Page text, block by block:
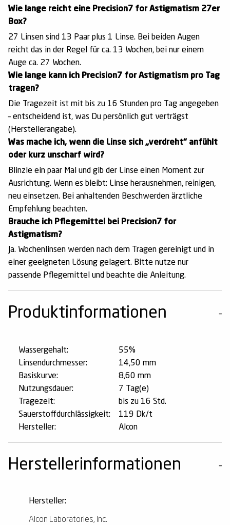
Wie lange reicht eine Precision7 for Astigmatism 27er
Box?
27 Linsen sind 13 Paar plus 1 Linse. Bei beiden Augen
reicht das in der Regel für ca. 13 Wochen, bei nur einem
Auge ca. 27 Wochen.
Wie lange kann ich Precision7 for Astigmatism pro Tag
tragen?
Die Tragezeit ist mit bis zu 16 Stunden pro Tag angegeben
– entscheidend ist, was Du persönlich gut verträgst
(Herstellerangabe).
Was mache ich, wenn die Linse sich „verdreht“ anfühlt
oder kurz unscharf wird?
Blinzle ein paar Mal und gib der Linse einen Moment zur
Ausrichtung. Wenn es bleibt: Linse herausnehmen, reinigen,
neu einsetzen. Bei anhaltenden Beschwerden ärztliche
Empfehlung beachten.
Brauche ich Pflegemittel bei Precision7 for
Astigmatism?
Ja. Wochenlinsen werden nach dem Tragen gereinigt und in
einer geeigneten Lösung gelagert. Bitte nutze nur
passende Pflegemittel und beachte die Anleitung.
Produktinformationen
Wassergehalt:
55%
Linsendurchmesser:
14,50 mm
Basiskurve:
8,60 mm
Nutzungsdauer:
7 Tag(e)
Tragezeit:
bis zu 16 Std.
Sauerstoffdurchlässigkeit:
119 Dk/t
Hersteller:
Alcon
Herstellerinformationen
Hersteller:
Alcon Laboratories, Inc.